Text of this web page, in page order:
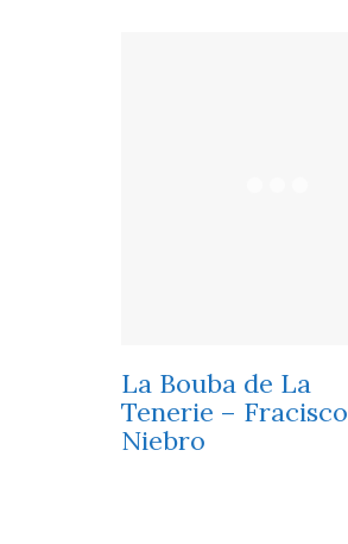
La Bouba de La
Tenerie – Fracisco
Niebro